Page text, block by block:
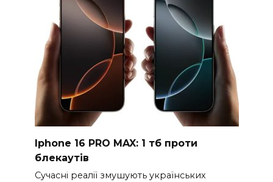
Iphone 16 PRO MAX: 1 тб проти
блекаутів
Сучасні реалії змушують українських